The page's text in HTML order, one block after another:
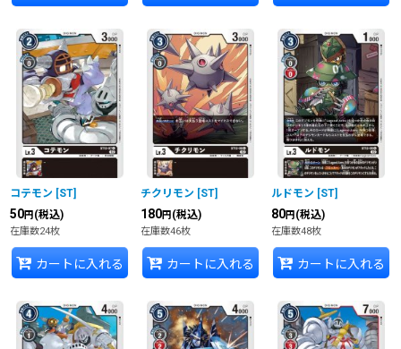
コテモン [ST]
50円 (税込)
在庫数24枚
カートに入れる
チクリモン [ST]
180円 (税込)
在庫数46枚
カートに入れる
ルドモン [ST]
80円 (税込)
在庫数48枚
カートに入れる